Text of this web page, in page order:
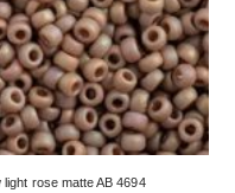
rose matte AB 4694